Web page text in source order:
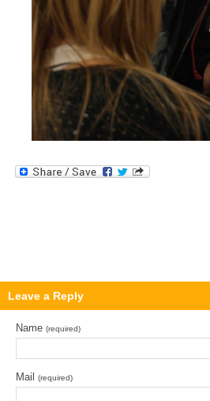
Leave a Reply
Name (required)
Mail (required)